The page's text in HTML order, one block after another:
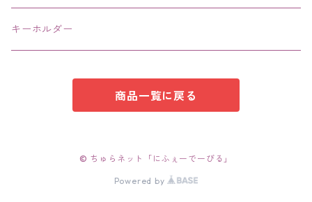
キーホルダー
商品一覧に戻る
© ちゅらネット「にふぇーでーびる」
Powered by